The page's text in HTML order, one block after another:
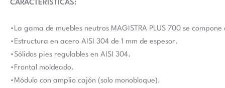
CARACTERÍSTICAS:
•La gama de muebles neutros MAGISTRA PLUS 700 se
•Estructura en acero AISI 304 de 1 mm de espesor.
•Sólidos pies regulables en AISI 304.
•Frontal moldeado.
•Módulo con amplio cajón (solo monobloque).